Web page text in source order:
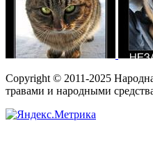
Copyright © 2011-2025
травами и народными